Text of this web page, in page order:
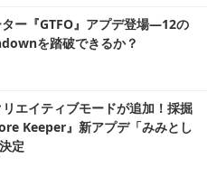
ー『GTFO』アプデ登場―12の
を踏破できるか？
エイティブモードが追加！採掘
Keeper』新アプデ「みみとし
定